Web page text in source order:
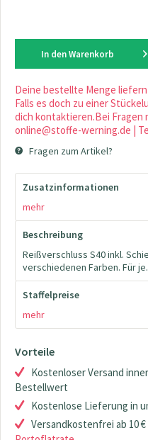
In den Warenkorb
Deine bestellte Menge
Falls es doch zu einer
dich kontaktieren.Bei Fragen
online@stoffe-werning.de |
Fragen zum Artikel?
Zusatzinformationen
mehr
Beschreibung
Reißverschluss S40 inkl.
verschiedenen Farben. Für
Staffelpreise
mehr
Vorteile
Kostenloser Versand
Bestellwert
Kostenlose Lieferung in
Versandkostenfrei ab 10